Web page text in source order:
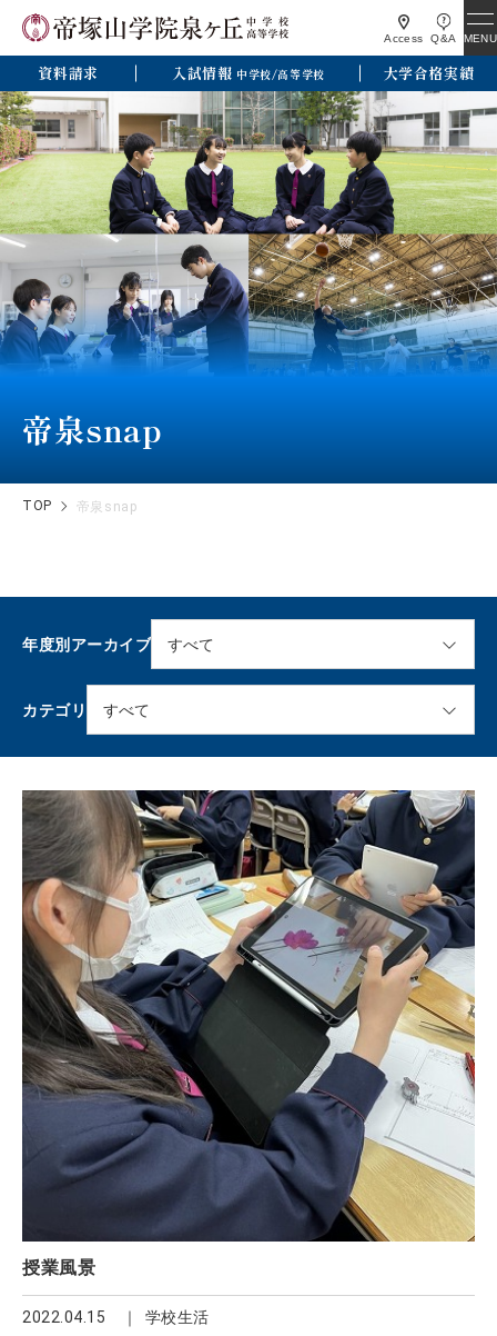
Access Q&A MENU
資料請求 入試情報 中学校/高等学校 大学合格実績
帝泉snap
TOP 帝泉snap
年度別アーカイブ
カテゴリ
授業風景
2022.04.15 学校生活